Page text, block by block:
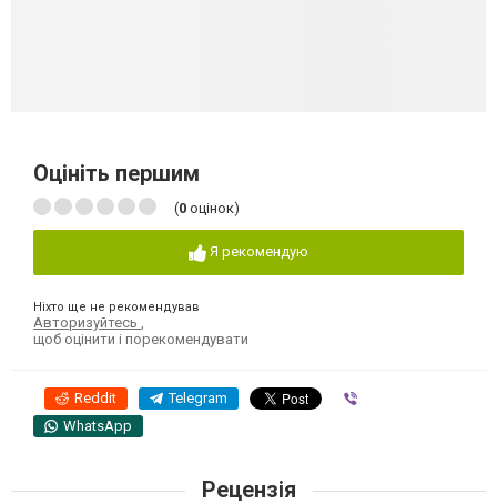
Оцініть першим
(0 оцінок)
Я рекомендую
Ніхто ще не рекомендував
Авторизуйтесь
щоб оцінити і порекомендувати
Reddit Telegram
WhatsApp
Рецензія